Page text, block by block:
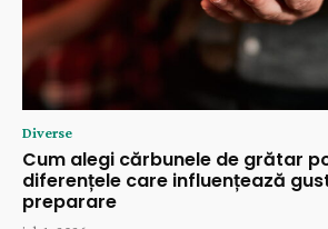
Diverse
Cum alegi cărbunele de grătar
diferențele care influențează
preparare